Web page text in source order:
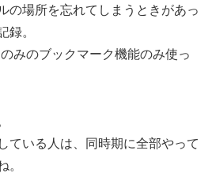
の場所を忘れてしまうときがあっ
録。
みのブックマーク機能のみ使っ
ている人は、同時期に全部やって
。